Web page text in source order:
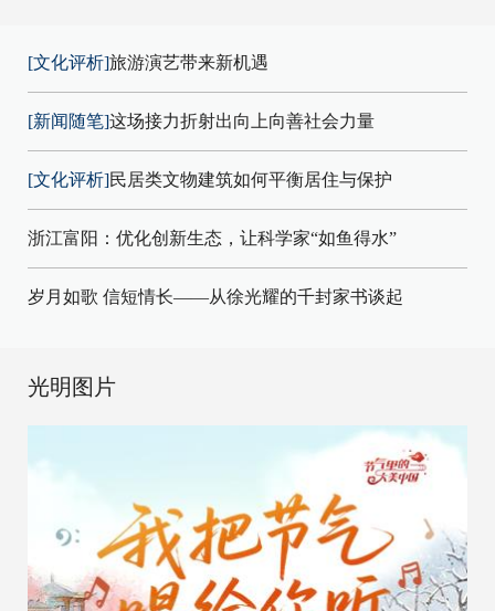
[文化评析]旅游演艺带来新机遇
[新闻随笔]这场接力折射出向上向善社会力量
[文化评析]民居类文物建筑如何平衡居住与保护
浙江富阳：优化创新生态，让科学家“如鱼得水”
岁月如歌 信短情长——从徐光耀的千封家书谈起
光明图片